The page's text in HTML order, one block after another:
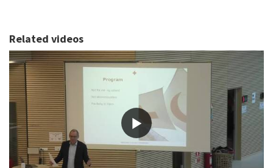
Related videos